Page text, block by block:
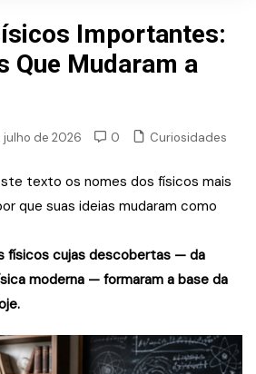
Importantes:
Que Mudaram a
julho de 2026 0 Curiosidades
texto os nomes dos físicos mais
que suas ideias mudaram como
físicos cujas descobertas — da
moderna — formaram a base da